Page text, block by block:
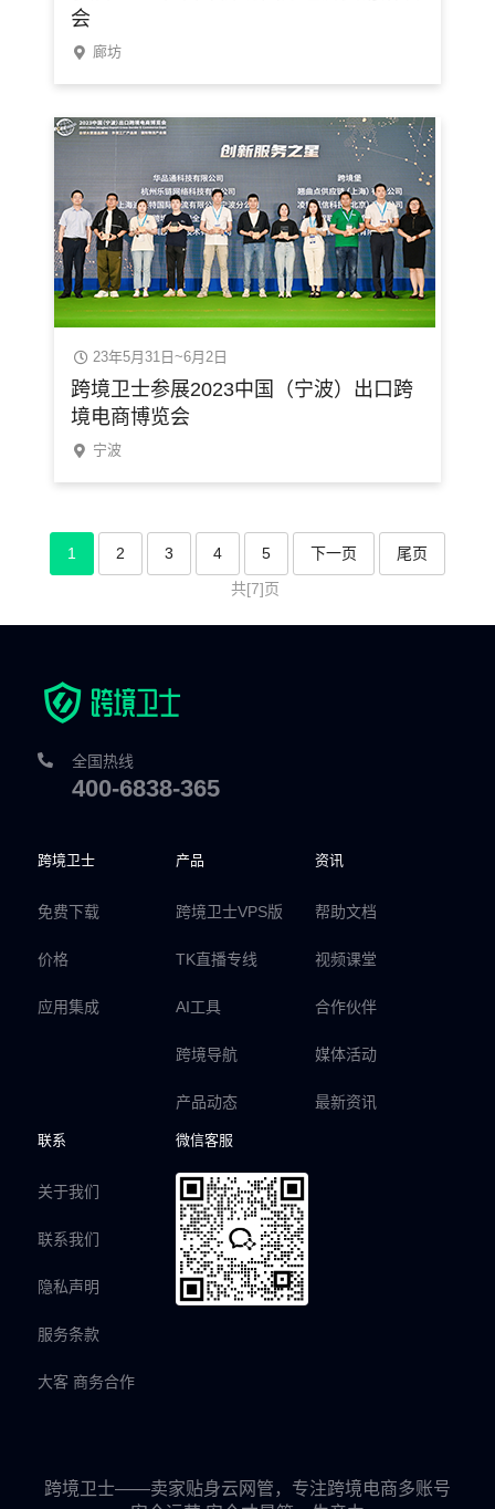
会
廊坊
23年5月31日~6月2日
跨境卫士参展2023中国（宁波）出口跨
境电商博览会
宁波
1 2 3 4 5 下一页
尾页
共[7]页
全国热线
400-6838-365
跨境卫士
免费下载
价格
应用集成
产品
跨境卫士VPS版
TK直播专线
AI工具
跨境导航
产品动态
资讯
帮助文档
视频课堂
合作伙伴
媒体活动
最新资讯
联系
关于我们
联系我们
隐私声明
服务条款
大客 商务合作
微信客服
跨境卫士——卖家贴身云网管，专注跨境电商多账号